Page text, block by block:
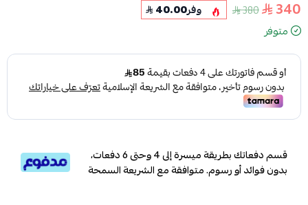
340
380 وفر40.00
متوفر
قسم دفعاتك بطريقة ميسرة إلى 4 وحتى 6 دفعات،
بدون فوائد أو رسوم. متوافقة مع الشريعة السمحة